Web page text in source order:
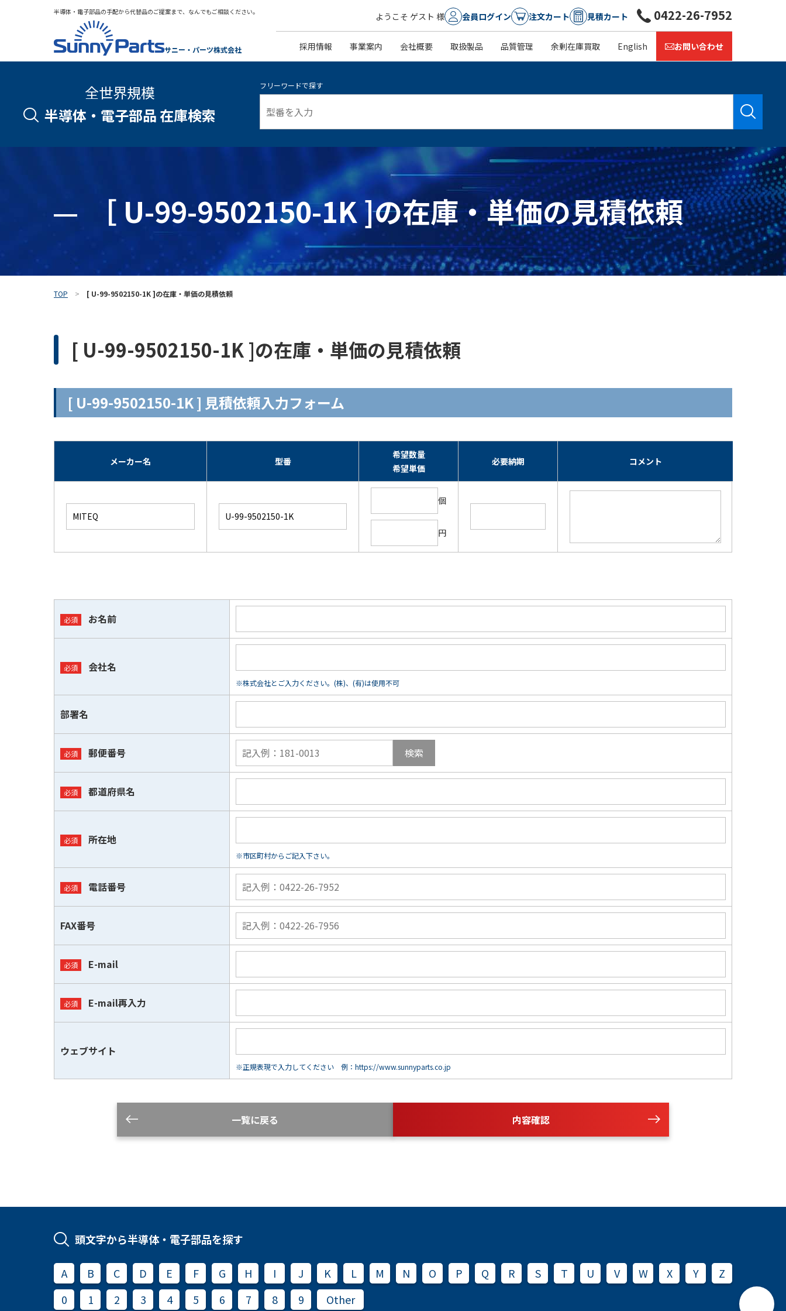
半導体・電子部品の手配から代替品のご提案まで、なんでもご相談ください。
サニー・パーツ株式会社
ようこそ ゲスト 様 会員ログイン 注文カート 見積カート
採用情報 事業案内 会社概要 取扱製品 品質管理 余剰在庫買取 English お問い合わせ
0422-26-7952
全世界規模
半導体・電子部品 在庫検索
フリーワードで探す
［ U-99-9502150-1K ]の在庫・単価の見積依頼
TOP [ U-99-9502150-1K ]の在庫・単価の見積依頼
[ U-99-9502150-1K ]の在庫・単価の見積依頼
[ U-99-9502150-1K ] 見積依頼入力フォーム
メーカー名 型番
希望数量
希望単価
必要納期 コメント
個
円
お名前
会社名
※株式会社とご入力ください。(株)、(有)は使用不可
部署名
郵便番号 検索
都道府県名
所在地
※市区町村からご記入下さい。
電話番号
FAX番号
E-mail
E-mail再入力
ウェブサイト
※正規表現で入力してください 例：https://www.sunnyparts.co.jp
一覧に戻る 内容確認
頭文字から半導体・電子部品を探す
A B C D E F G H I J K L M N O P Q R S T U V W X Y
Z
0
1 2 3 4 5 6 7 8 9 Other